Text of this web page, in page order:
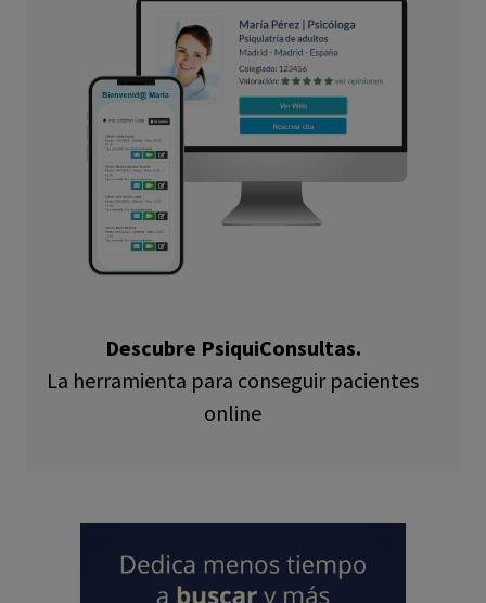
Descubre PsiquiConsultas.
La herramienta para conseguir pacientes
online